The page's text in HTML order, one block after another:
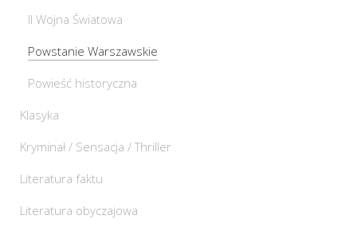
II Wojna Światowa
Powstanie Warszawskie
Powieść historyczna
Klasyka
Kryminał / Sensacja / Thriller
Literatura faktu
Literatura obyczajowa